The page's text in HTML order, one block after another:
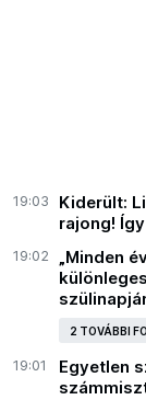
19:03
Kiderült:
rajong!
19:02
„Minden
2 TOVÁBBI
19:01
Egyetlen